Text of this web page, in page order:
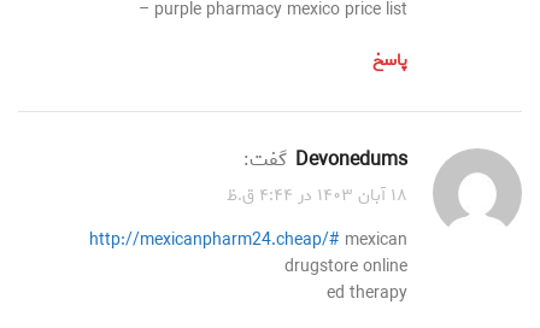
– purple pharmacy mexico price list
پاسخ
Devonedums گفت:
۱۸ آبان ۱۴۰۳ در ۴:۴۴ ق.ظ
http://mexicanpharm24.cheap/# mexican
drugstore online
ed therapy